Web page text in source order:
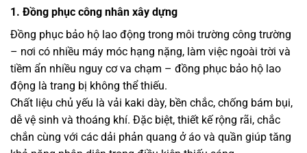
1. Đồng phục công nhân xây dựng
Đồng phục bảo hộ lao động trong môi trường công trường
– nơi có nhiều máy móc hạng nặng, làm việc ngoài trời và
tiềm ẩn nhiều nguy cơ va chạm – đồng phục bảo hộ lao
động là trang bị không thể thiếu.
Chất liệu chủ yếu là vải kaki dày, bền chắc, chống bám bụi,
dễ vệ sinh và thoáng khí. Đặc biệt, thiết kế rộng rãi, chắc
chắn cùng với các dải phản quang ở áo và quần giúp tăng